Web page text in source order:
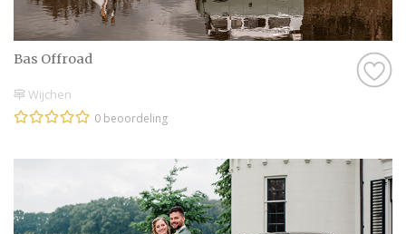
Bas Offroad
Wijchen
0 beoordeling